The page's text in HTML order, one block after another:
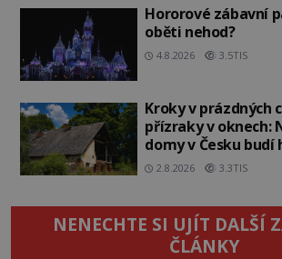
Hororové zábavní
oběti nehod?
4.8.2026 3.5TIS
Kroky v prázdných
přízraky v oknech:
domy v Česku budí
2.8.2026 3.3TIS
NENECHTE SI UJÍT DALŠÍ
ČLÁNKY